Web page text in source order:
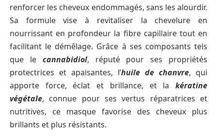
renforcer les cheveux endommagés, sans les alourdir.
Sa formule vise à revitaliser la chevelure en
nourrissant en profondeur la fibre capillaire tout en
facilitant le démêlage. Grâce à ses composants tels
que le cannabidiol, réputé pour ses propriétés
protectrices et apaisantes, l’huile de chanvre, qui
apporte force, éclat et brillance, et la kératine
végétale, connue pour ses vertus réparatrices et
nutritives, ce masque favorise des cheveux plus
brillants et plus résistants.